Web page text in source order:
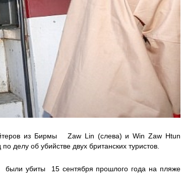
из Бирмы Zaw Lin (слева) и Win Zaw Htun
делу об убийстве двух британских туристов.
были убиты 15 сентября прошлого года на пляже